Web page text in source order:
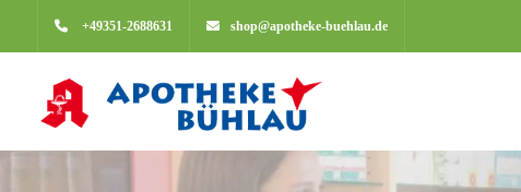
+49351-2688631 shop@apotheke-buehlau.de